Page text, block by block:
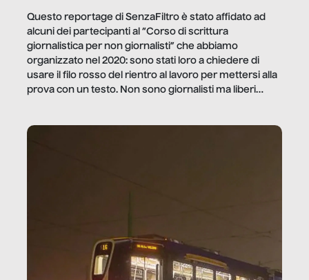
Questo reportage di SenzaFiltro è stato affidato ad
alcuni dei partecipanti al “Corso di scrittura
giornalistica per non giornalisti” che abbiamo
organizzato nel 2020: sono stati loro a chiedere di
usare il filo rosso del rientro al lavoro per mettersi alla
prova con un testo. Non sono giornalisti ma liberi